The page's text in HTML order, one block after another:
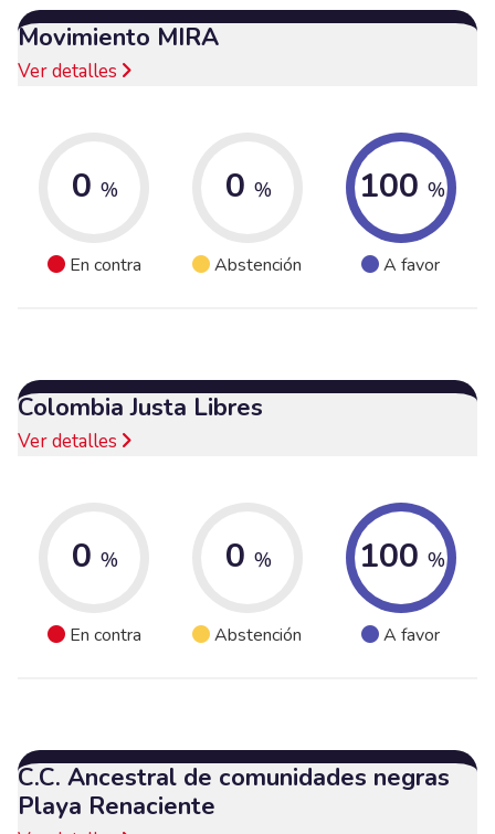
Movimiento MIRA
Ver detalles
0 %
En contra
0 %
Abstención
100 %
A favor
Colombia Justa Libres
Ver detalles
0 %
En contra
0 %
Abstención
100 %
A favor
C.C. Ancestral de comunidades negras
Playa Renaciente